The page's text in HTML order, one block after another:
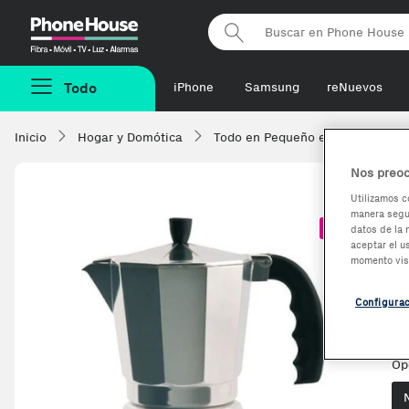
Phonehouse
Todo iPhone Samsung reNuevos
Inicio Hogar y Domótica Todo en Pequeño
-5,68%
Nos
Utilizamos
manera
datos de la
aceptar el
momento